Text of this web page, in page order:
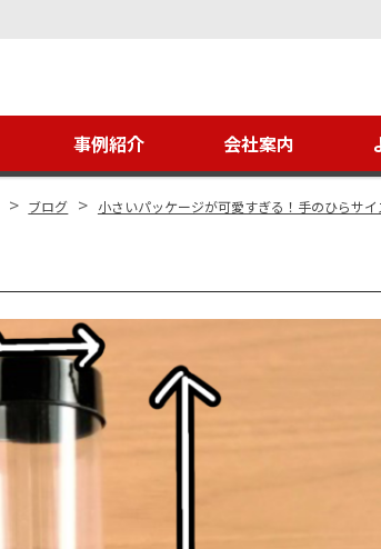
事例紹介 会社案内
> ブログ > 小さいパッケージが可愛すぎる！手のひらサ